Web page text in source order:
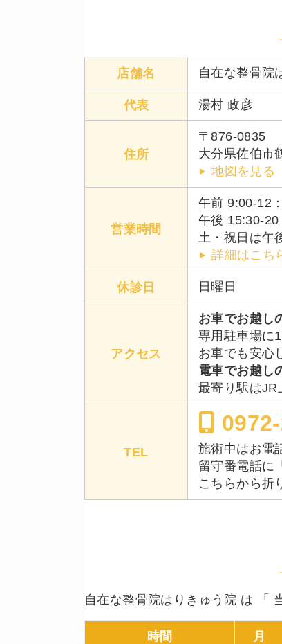
店舗名 自在な整骨院
代表 湯村 政彦
住所
〒876-0835
大分県佐伯市
地図を見る
営業時間
午前 9:00-12
午後 15:30-20
土・祝日は午
詳細はこち
休診日 日曜日
アクセス
お車でお越し
専用駐車場に
お車でも安心
電車でお越し
最寄り駅はJR
TEL
施術中はお電
留守番電話に
こちらから折
自在な整骨院はりきゅう院 は 「
時間 月